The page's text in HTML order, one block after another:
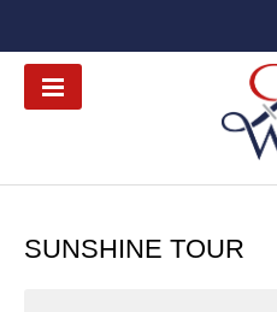
SUNSHINE TOUR